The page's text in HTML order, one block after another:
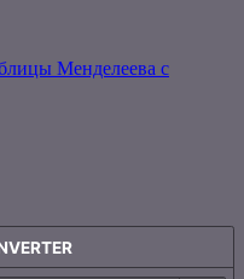
Менделеева с